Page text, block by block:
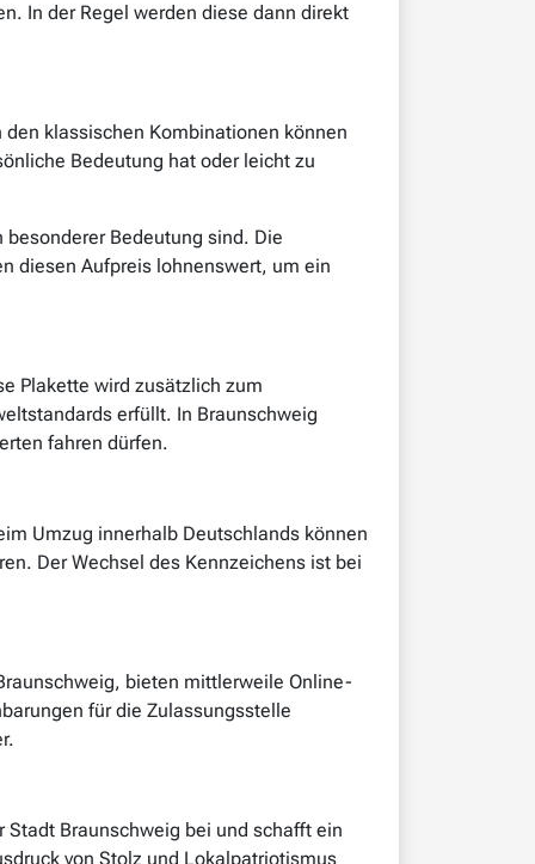
In der Regel werden diese dann direkt
klassischen Kombinationen können
Bedeutung hat oder leicht zu
Bedeutung sind. Die
diesen Aufpreis lohnenswert, um ein
Plakette wird zusätzlich zum
erfüllt. In Braunschweig
fahren dürfen.
Umzug innerhalb Deutschlands können
Der Wechsel des Kennzeichens ist bei
bieten mittlerweile Online-
für die Zulassungsstelle
Stadt Braunschweig bei und schafft ein
von Stolz und Lokalpatriotismus